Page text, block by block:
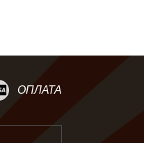
ОПЛАТА